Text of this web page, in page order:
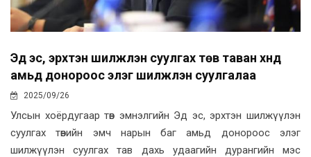
Эд эс, эрхтэн шилжүүлэн суулгах төв таван хүнд
амьд донороос элэг шилжүүлэн суулгалаа
2025/09/26
Улсын хоёрдугаар төв эмнэлгийн Эд эс, эрхтэн шилжүүлэн
суулгах төвийн эмч нарын баг амьд донороос элэг
шилжүүлэн суулгах тав дахь удаагийн дурангийн мэс